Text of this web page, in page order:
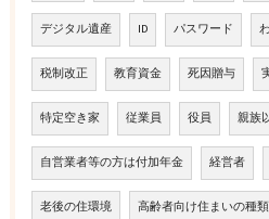
デジタル遺産 ID パスワード
税制改正 教育資金 死因贈与
特定空き家 従業員 役員 親族
自営業者等の方は付加年金 経営者
老後の住環境 高齢者向け住まいの種類